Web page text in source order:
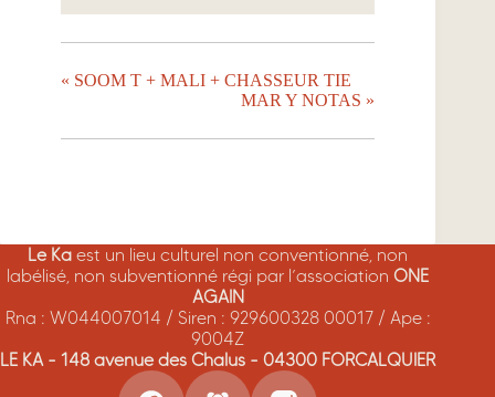
« SOOM T + MALI + CHASSEUR TIE
MAR Y NOTAS »
Le Kaest un lieu culturel non conventionné, non
labélisé, non subventionné régi par l’associationONE
AGAIN
Rna : W044007014 / Siren : 929600328 00017 / Ape :
9004Z
LE KA - 148 avenue des Chalus - 04300 FORCALQUIER